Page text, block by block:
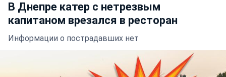
В Днепре катер с нетрезвым
капитаном врезался в ресторан
Информации о пострадавших нет